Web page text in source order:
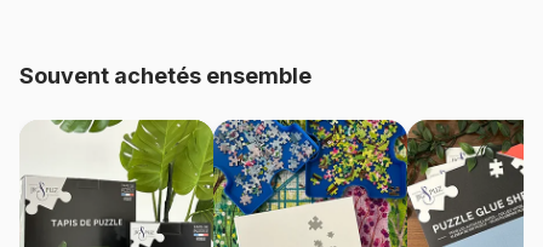
Provenance Tchéquie
Nathan-86138
EAN 4005556861385
Souvent achetés ensemble